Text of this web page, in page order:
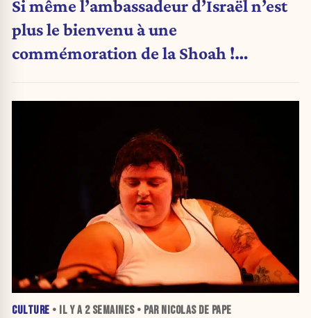
Si même l’ambassadeur d’Israël n’est
plus le bienvenu à une
commémoration de la Shoah !
CULTURE • IL Y A 2 SEMAINES• PAR NICOLAS DE PAPE